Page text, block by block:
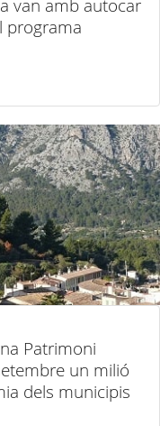
van amb autocar
programa
Patrimoni
un milió
dels municipis